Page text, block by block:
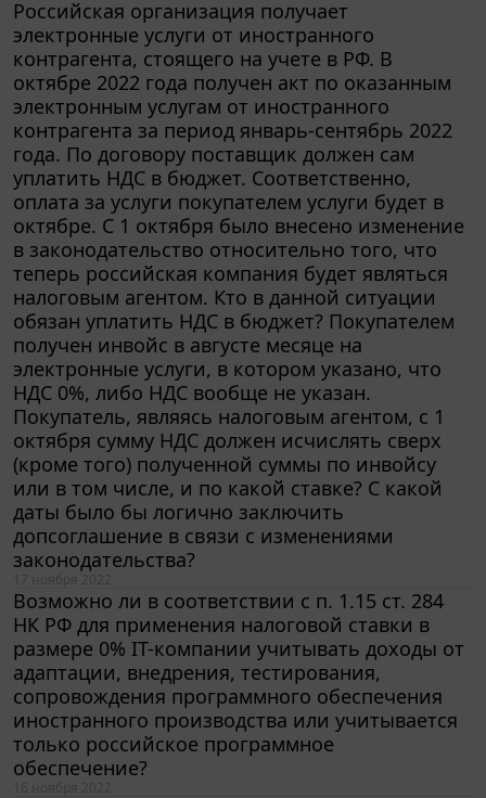
электронные услуги от иностранного
контрагента, стоящего на учете в РФ. В
октябре 2022 года получен акт по оказанным
электронным услугам от иностранного
контрагента за период январь-сентябрь 2022
года. По договору поставщик должен сам
уплатить НДС в бюджет. Соответственно,
оплата за услуги покупателем услуги будет в
октябре. С 1 октября было внесено изменение
в законодательство относительно того, что
теперь российская компания будет являться
налоговым агентом. Кто в данной ситуации
обязан уплатить НДС в бюджет? Покупателем
получен инвойс в августе месяце на
электронные услуги, в котором указано, что
НДС 0%, либо НДС вообще не указан.
Покупатель, являясь налоговым агентом, с 1
октября сумму НДС должен исчислять сверх
(кроме того) полученной суммы по инвойсу
или в том числе, и по какой ставке? С какой
даты было бы логично заключить
допсоглашение в связи с изменениями
законодательства?
17 ноября 2022
НК РФ для применения налоговой ставки в
размере 0% IT-компании учитывать доходы от
адаптации, внедрения, тестирования,
сопровождения программного обеспечения
иностранного производства или учитывается
только российское программное
обеспечение?
16 ноября 2022